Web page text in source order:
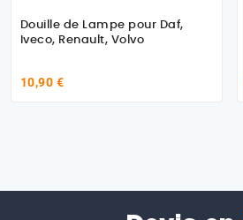
Douille de Lampe pour Daf,
Iveco, Renault, Volvo
10,90 €